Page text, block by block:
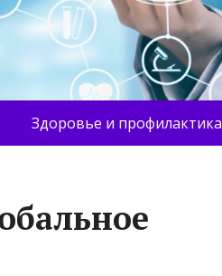
Здоровье и профилактика